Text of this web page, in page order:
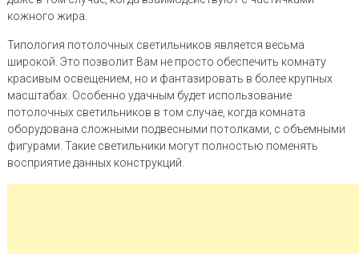
кожного жира.
Типология потолочных светильников является весьма
широкой. Это позволит Вам не просто обеспечить комнату
красивым освещением, но и фантазировать в более крупных
масштабах. Особенно удачным будет использование
потолочных светильников в том случае, когда комната
оборудована сложными подвесными потолками, с объемными
фигурами. Такие светильники могут полностью поменять
восприятие данных конструкций.